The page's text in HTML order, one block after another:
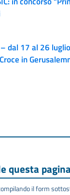
dal 17 al 26
in
questa
il form